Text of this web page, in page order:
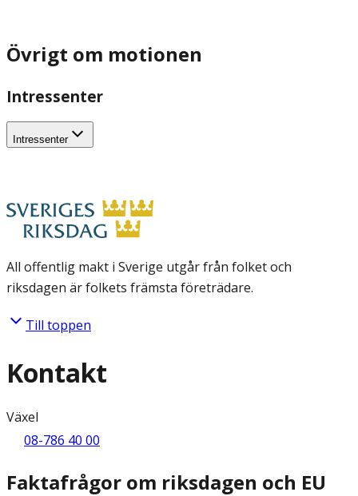
Övrigt om motionen
Intressenter
Intressenter
All offentlig makt i Sverige utgår från folket och
riksdagen är folkets främsta företrädare.
Till toppen
Kontakt
Växel
08-786 40 00
Faktafrågor om riksdagen och EU